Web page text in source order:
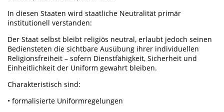
In diesen Staaten wird staatliche Neutralität primär
institutionell verstanden:
Der Staat selbst bleibt religiös neutral, erlaubt jedoch seinen
Bediensteten die sichtbare Ausübung ihrer individuellen
Religionsfreiheit – sofern Dienstfähigkeit, Sicherheit und
Einheitlichkeit der Uniform gewahrt bleiben.
Charakteristisch sind:
• formalisierte Uniformregelungen